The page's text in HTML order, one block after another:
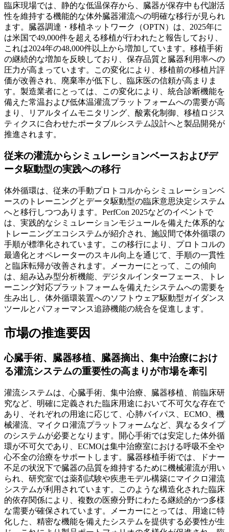
臨床現場では、静的な低温保存から、臓器が保存中も代謝活
性を維持する機能的な体外臓器灌流への明確な移行が見られ
ます。臓器調達・移植ネットワーク（OPTN）は、2025年に
は米国で49,000件を超える移植が行われたと報告しており、
これは2024年の48,000件以上から増加しています。移植手術
の継続的な増加を反映しており、保存品質と臓器利用率への
圧力が高まっています。この変化により、移植前の移植片評
価が改善され、廃棄率が低下し、臨床医の信頼が高まりま
す。製造業者にとっては、この変化により、統合診断機能を
備えた常温および低体温灌流プラットフォームへの需要が高
まり、リアルタイムモニタリング、酸素化制御、移植ロジス
ティクスに合わせたポータブルシステム設計へと製品開発が
推進されます。
従来の灌流からシミュレーションベースおよびデ
ータ駆動型の実践への移行
体外循環は、従来の手動プロトコルからシミュレーションベ
ースのトレーニングとデータ駆動型の臨床意思決定システム
へと移行しつつあります。PerfCon 2025などのイベントで
は、実践的なシミュレーションモジュールを備えた体系的な
トレーニングエコシステムが紹介され、施設間で体外循環の
手順が標準化されています。この移行により、プロトコルの
最適化とオペレーターのスキル向上を通じて、手順の一貫性
と臨床転帰が改善されます。メーカーにとって、この傾向
は、組み込み型分析機能、デジタルインターフェース、トレ
ーニング対応プラットフォームを備えたシステムへの需要を
生み出し、体外循環装置へのソフトウェア駆動型ガイダンス
ツールとパフォーマンス追跡機能の統合を促進します。
市場の推進要因
心臓手術、臓器移植、臓器摘出、集中治療におけ
る灌流システムの重要性の高まりが市場を牽引
灌流システムは、心臓手術、集中治療、臓器移植、前臨床研
究など、明確に定義された臨床用途において不可欠な存在で
あり、それぞれの用途に応じて、心肺バイパス、ECMO、機
械灌流、マイクロ灌流プラットフォームなど、異なるタイプ
のシステムが必要となります。開心手術では安定した体外循
環が不可欠であり、ECMOは集中治療室における呼吸不全や
心不全の治療をサポートします。臓器移植手術では、ドナー
不足の状況下で臓器の品質を維持するために機械灌流が用い
られ、研究室では薬剤試験や疾患モデル構築にマイクロ灌流
システムが利用されています。このような構造化された臨床
的依存関係により、複数の医療分野にわたる継続的かつ多様
な需要が確保されています。メーカーにとっては、用途に特
化した、精密な機能を備えたシステムを提供する必要性が生